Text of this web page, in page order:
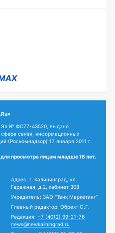
Эл № ФС77-43520, выдано
связи, информационных
(Роскомнадзор) 17 января 2011 г.
просмотра лицам младше 18 лет.
Адрес: г. Калининград, ул.
Гаражная, д.2, кабинет 308
Учредитель: ЗАО "Твик Маркетинг"
Главный редактор: Обрехт О.Г.
Редакция: +7 (4012) 99-21-76
news@newkaliningrad.ru